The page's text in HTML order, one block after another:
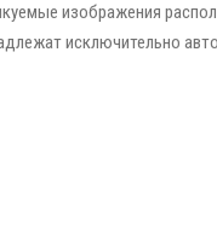
изображения
исключительно